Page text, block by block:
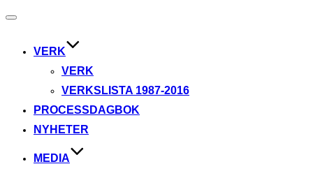
Toggle
VERK
VERK
VERKSLISTA 1987-2016
PROCESSDAGBOK
NYHETER
MEDIA